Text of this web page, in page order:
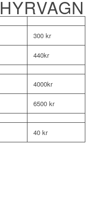
HYRVAGN
300 kr
440kr
4000kr
6500 kr
40 kr